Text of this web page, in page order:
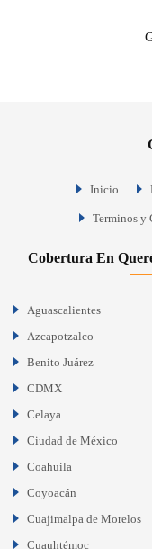
Inicio
Terminos y
Cobertura En
Aguascalientes
Azcapotzalco
Benito Juárez
CDMX
Celaya
Ciudad de México
Coahuila
Coyoacán
Cuajimalpa de Morelos
Cuauhtémoc